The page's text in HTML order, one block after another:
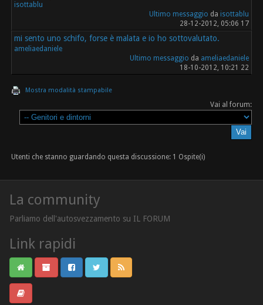
isottablu
Ultimo messaggio da isottablu
28-12-2012, 05:06 17
mi sento uno schifo, forse è malata e io ho sottovalutato.
ameliaedaniele
Ultimo messaggio da ameliaedaniele
18-10-2012, 10:21 22
Mostra modalità stampabile
Vai al forum:
Utenti che stanno guardando questa discussione: 1 Ospite(i)
La community
Parliamo dell'autosvezzamento su IL FORUM
Link rapidi